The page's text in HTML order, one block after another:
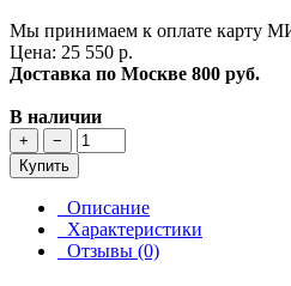
Мы принимаем к оплате карту
Цена: 25 550 р.
Доставка по Москве 800 руб.
В наличии
+
−
Купить
Описание
Характеристики
Отзывы (0)